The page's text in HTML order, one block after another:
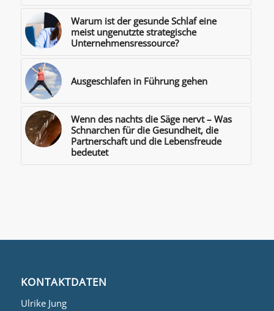
Warum ist der gesunde Schlaf eine
meist ungenutzte strategische
Unternehmensressource?
Ausgeschlafen in Führung gehen
Wenn des nachts die Säge nervt – Was
Schnarchen für die Gesundheit, die
Partnerschaft und die Lebensfreude
bedeutet
KONTAKTDATEN
Ulrike Jung